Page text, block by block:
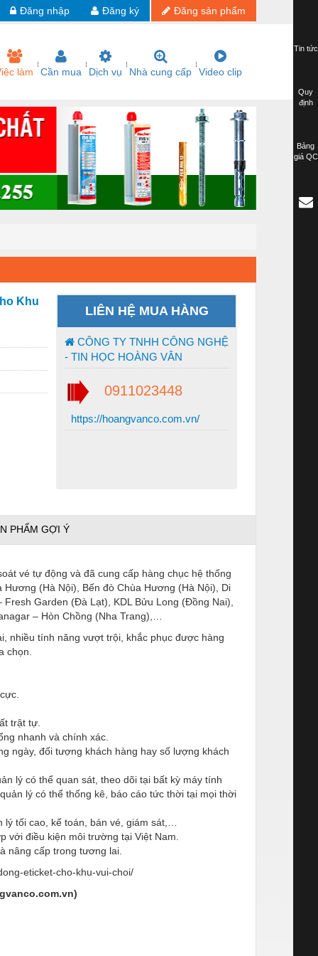
Đăng sản phẩm
Đăng ký
Đăng nhập
làm Cần mua Dịch vụ Nhà cung cấp Video clip
Khu
LIÊN HỆ MUA HÀNG
CÔNG TY TNHH CÔNG NGHỆ
- TIN HỌC HOÀNG VÂN
0911023448
https://hoangvanco.com.vn/
PHẨM GỢI Ý
vé tự động và đã cung cấp hàng chục hệ thống
(Hà Nội), Bến đò Chùa Hương (Hà Nội), Di
Garden (Đà Lạt), KDL Bửu Long (Đồng Nai),
– Hòn Chồng (Nha Trang),…
nhiều tính năng vượt trội, khắc phục được hàng
chọn.
trật tự.
nhanh và chính xác.
ngày, đối tượng khách hàng hay số lượng khách
lý có thể quan sát, theo dõi tại bất kỳ máy tính
lý có thể thống kê, báo cáo tức thời tại mọi thời
tối cao, kế toán, bán vé, giám sát,…
với điều kiện môi trường tại Việt Nam.
nâng cấp trong tương lai.
eticket-cho-khu-vui-choi/
Tin tức
Quy
định
Bảng
giá QC